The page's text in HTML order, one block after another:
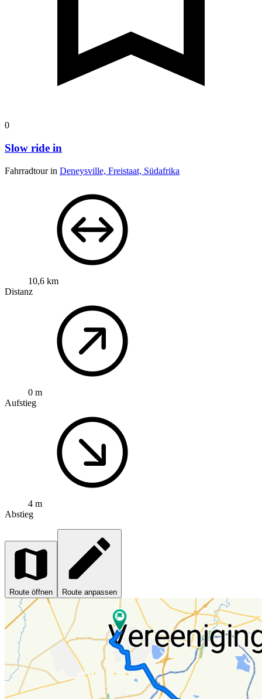
0
Slow ride in
Fahrradtour in Deneysville, Freistaat, Südafrika
10,6 km
Distanz
0 m
Aufstieg
4 m
Abstieg
Route öffnen Route anpassen